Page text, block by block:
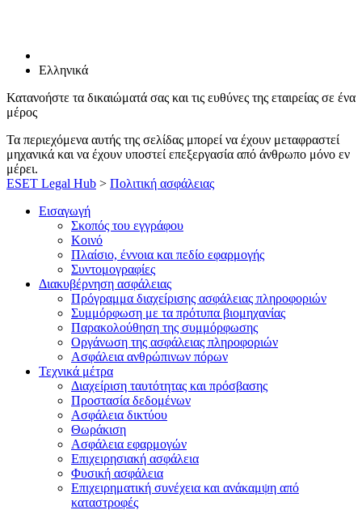
Ελληνικά
Κατανοήστε τα δικαιώματά σας και τις ευθύνες της εταιρείας σε ένα
μέρος
Τα περιεχόμενα αυτής της σελίδας μπορεί να έχουν μεταφραστεί
μηχανικά και να έχουν υποστεί επεξεργασία από άνθρωπο μόνο εν
μέρει.
ESET Legal Hub > Πολιτική ασφάλειας
Εισαγωγή
Σκοπός του εγγράφου
Κοινό
Πλαίσιο, έννοια και πεδίο εφαρμογής
Συντομογραφίες
Διακυβέρνηση ασφάλειας
Πρόγραμμα διαχείρισης ασφάλειας πληροφοριών
Συμμόρφωση με τα πρότυπα βιομηχανίας
Παρακολούθηση της συμμόρφωσης
Οργάνωση της ασφάλειας πληροφοριών
Ασφάλεια ανθρώπινων πόρων
Τεχνικά μέτρα
Διαχείριση ταυτότητας και πρόσβασης
Προστασία δεδομένων
Ασφάλεια δικτύου
Θωράκιση
Ασφάλεια εφαρμογών
Επιχειρησιακή ασφάλεια
Φυσική ασφάλεια
Επιχειρηματική συνέχεια και ανάκαμψη από
καταστροφές